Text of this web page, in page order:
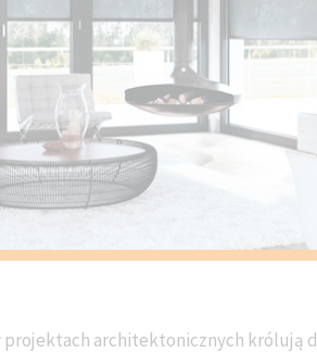
projektach architektonicznych królują